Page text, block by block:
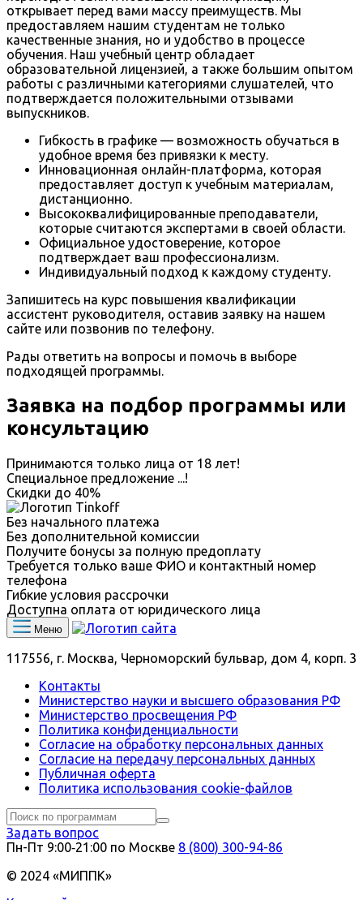
открывает перед вами массу преимуществ. Мы
предоставляем нашим студентам не только
качественные знания, но и удобство в процессе
обучения. Наш учебный центр обладает
образовательной лицензией, а также большим опытом
работы с различными категориями слушателей, что
подтверждается положительными отзывами
выпускников.
Гибкость в графике — возможность обучаться в
удобное время без привязки к месту.
Инновационная онлайн-платформа, которая
предоставляет доступ к учебным материалам,
дистанционно.
Высококвалифицированные преподаватели,
которые считаются экспертами в своей области.
Официальное удостоверение, которое
подтверждает ваш профессионализм.
Индивидуальный подход к каждому студенту.
Запишитесь на курс повышения квалификации
ассистент руководителя, оставив заявку на нашем
сайте или позвонив по телефону.
Рады ответить на вопросы и помочь в выборе
подходящей программы.
Заявка на подбор программы или
консультацию
Принимаются только лица от 18 лет!
Специальное предложение
!
Скидки до 40%
Без начального платежа
Без дополнительной комиссии
Получите бонусы за полную предоплату
Требуется только ваше ФИО и контактный номер
телефона
Гибкие условия рассрочки
Доступна оплата от юридического лица
Меню
117556, г. Москва, Черноморский бульвар, дом 4, корп. 3
Контакты
Министерство науки и высшего образования РФ
Министерство просвещения РФ
Политика конфиденциальности
Согласие на обработку персональных данных
Согласие на передачу персональных данных
Публичная оферта
Политика использования сookie-файлов
Задать вопрос
Пн-Пт 9:00‑21:00 по Москве 8 (800) 300-94-86
© 2024 «МИППК»